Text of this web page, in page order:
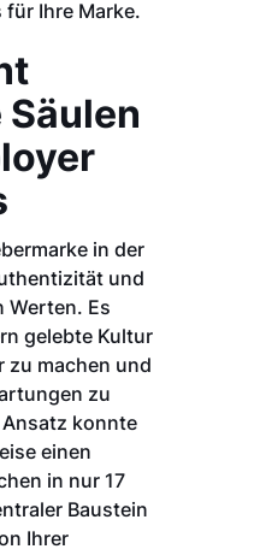
Ihre Marke.
Säulen
in der
und
Werten. Es
gelebte Kultur
zu machen und
zu
konnte
einen
in nur 17
Baustein
Ihrer